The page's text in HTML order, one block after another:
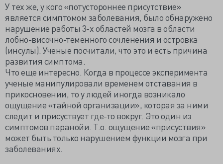
У тех же, у кого «потустороннее присутствие»
является симптомом заболевания, было обнаружено
нарушение работы 3-х областей мозга в области
лобно-височно-теменного сочленения и островка
(инсулы). Ученые посчитали, что это и есть причина
развития симптома.
Что еще интересно. Когда в процессе эксперимента
ученые манипулировали временем отставания в
прикосновении, то у людей иногда возникало
ощущение «тайной организации», которая за ними
следит и присуствует где-то вокруг. Это один из
симптомов паранойи. Т.о. ощущение «присуствия»
может быть только нарушением функции мозга при
заболеваниях.